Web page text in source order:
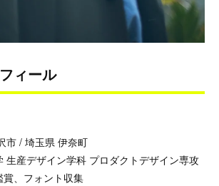
ィール
市 / 埼玉県 伊奈町
生産デザイン学科 プロダクトデザイン専攻
、フォント収集